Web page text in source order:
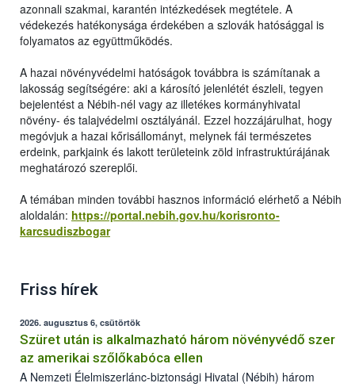
azonnali szakmai, karantén intézkedések megtétele. A
védekezés hatékonysága érdekében a szlovák hatósággal is
folyamatos az együttműködés.
A hazai növényvédelmi hatóságok továbbra is számítanak a
lakosság segítségére: aki a károsító jelenlétét észleli, tegyen
bejelentést a Nébih-nél vagy az illetékes kormányhivatal
növény- és talajvédelmi osztályánál. Ezzel hozzájárulhat, hogy
megóvjuk a hazai kőrisállományt, melynek fái természetes
erdeink, parkjaink és lakott területeink zöld infrastruktúrájának
meghatározó szereplői.
A témában minden további hasznos információ elérhető a Nébih
aloldalán: https://portal.nebih.gov.hu/korisronto-
karcsudiszbogar
Friss hírek
2026. augusztus 6, csütörtök
Szüret után is alkalmazható három növényvédő szer
az amerikai szőlőkabóca ellen
A Nemzeti Élelmiszerlánc-biztonsági Hivatal (Nébih) három